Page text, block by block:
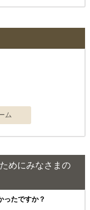
めにみなさまの
ったですか？